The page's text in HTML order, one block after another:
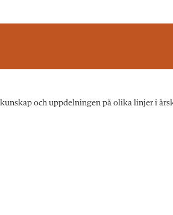
och uppdelningen på olika linjer i